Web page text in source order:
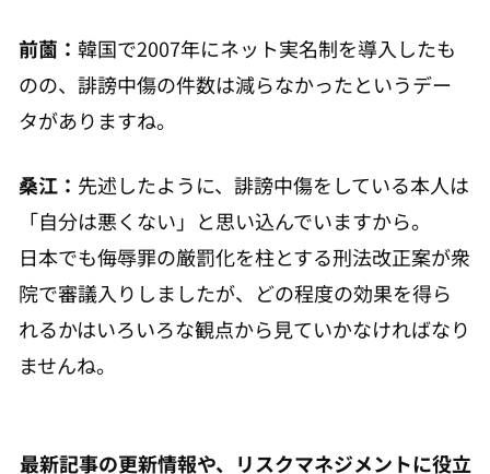
前薗：韓国で2007年にネット実名制を導入したも
のの、誹謗中傷の件数は減らなかったというデー
タがありますね。
桑江： 先述したように、誹謗中傷をしている本人は
「自分は悪くない」と思い込んでいますから。
日本でも侮辱罪の厳罰化を柱とする刑法改正案が衆
院で審議入りしましたが、どの程度の効果を得ら
れるかはいろいろな観点から見ていかなければなり
ませんね。
最新記事の更新情報や、リスクマネジメントに役立